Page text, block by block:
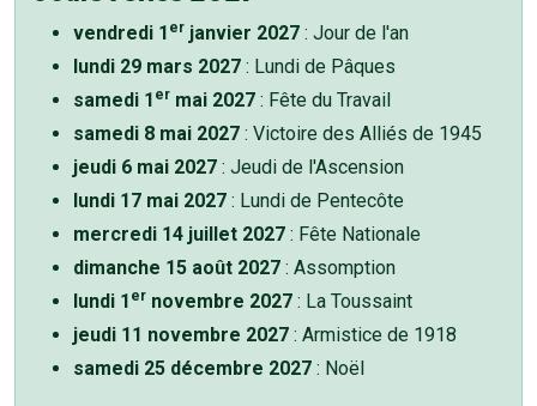
vendredi 1 er janvier 2027 : Jour de l'an
lundi 29 mars 2027 : Lundi de Pâques
samedi 1 er mai 2027 : Fête du Travail
samedi 8 mai 2027 : Victoire des Alliés de 1945
jeudi 6 mai 2027 : Jeudi de l'Ascension
lundi 17 mai 2027 : Lundi de Pentecôte
mercredi 14 juillet 2027 : Fête Nationale
dimanche 15 août 2027 : Assomption
lundi 1 er novembre 2027 : La Toussaint
jeudi 11 novembre 2027 : Armistice de 1918
samedi 25 décembre 2027 : Noël